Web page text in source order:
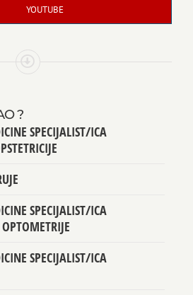
YOUTUBE
?
SPECIJALIST/ICA
SPECIJALIST/ICA
SPECIJALIST/ICA